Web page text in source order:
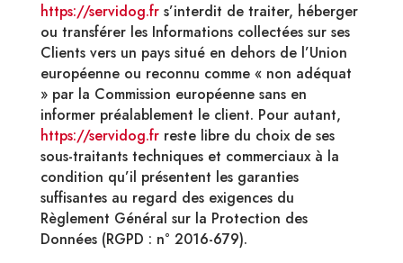
https://servidog.frs’interdit de traiter, héberger
ou transférer les Informations collectées sur ses
Clients vers un pays situé en dehors de l’Union
européenne ou reconnu comme « non adéquat
» par la Commission européenne sans en
informer préalablement le client. Pour autant,
https://servidog.frreste libre du choix de ses
sous-traitants techniques et commerciaux à la
condition qu’il présentent les garanties
suffisantes au regard des exigences du
Règlement Général sur la Protection des
Données (RGPD : n° 2016-679).